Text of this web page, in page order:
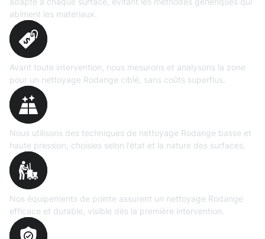
abîment les matériaux.
Avant toute intervention, nous mesurons et analysons la zone
pour un nettoyage Rodange ciblé, sans coûts superflus.
Nous utilisons des techniques de nettoyage Rodange basse et
haute pression, choisies selon l’état et la nature des surfaces.
Nos équipements de pointe assurent un nettoyage Rodange
efficace et durable, visible dès la première intervention.